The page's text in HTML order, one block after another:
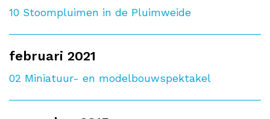
10 Stoompluimen in de Pluimweide
februari 2021
02 Miniatuur- en modelbouwspektakel